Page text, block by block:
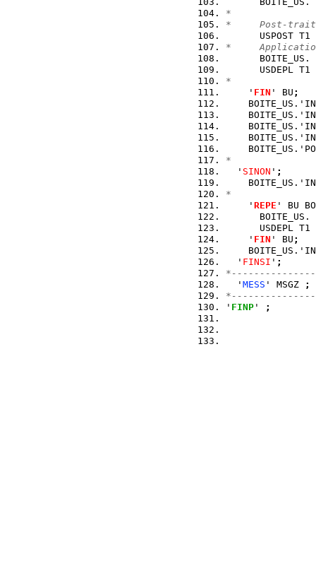
*
*     Post-
      USPOST T1
*
      BOITE_US.
      USDEPL T1
*
    '
FIN ' BU ;
*
  '
SINON ' ;
*
    '
REPE ' BU
      BOITE_US.
      USDEPL T1
    '
FIN ' BU ;
  '
FINSI ' ;
  '
MESS ' MSGZ
;
' FINP ' ;